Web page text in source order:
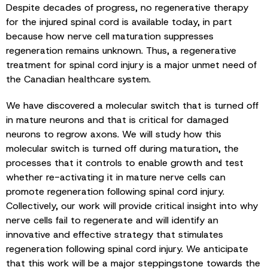
Despite decades of progress, no regenerative therapy
for the injured spinal cord is available today, in part
because how nerve cell maturation suppresses
regeneration remains unknown. Thus, a regenerative
treatment for spinal cord injury is a major unmet need of
the Canadian healthcare system.
We have discovered a molecular switch that is turned off
in mature neurons and that is critical for damaged
neurons to regrow axons. We will study how this
molecular switch is turned off during maturation, the
processes that it controls to enable growth and test
whether re-activating it in mature nerve cells can
promote regeneration following spinal cord injury.
Collectively, our work will provide critical insight into why
nerve cells fail to regenerate and will identify an
innovative and effective strategy that stimulates
regeneration following spinal cord injury. We anticipate
that this work will be a major steppingstone towards the